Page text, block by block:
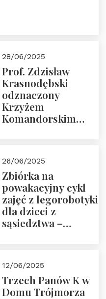
28/06/2025
Prof. Zdzisław
Krasnodębski
odznaczony
Krzyżem
Komandorskim
26/06/2025
Zbiórka na
powakacyjny cykl
zajęć z legorobotyki
dla dzieci z
sąsiedztwa –
Fundacji
12/06/2025
Trzech Panów K w
Domu Trójmorza